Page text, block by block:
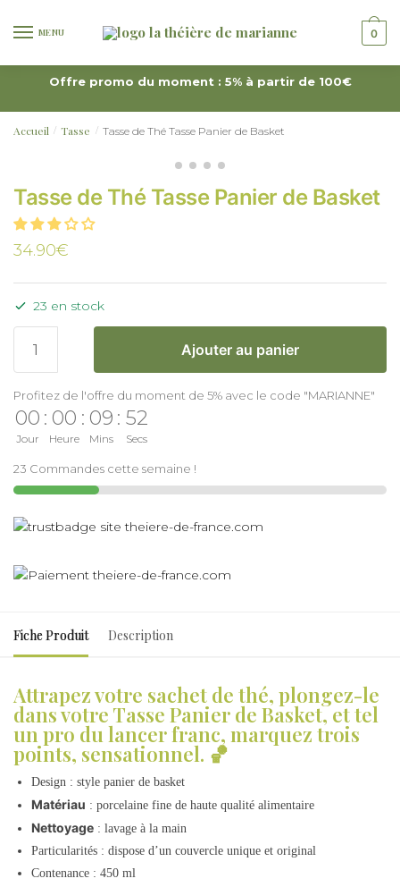
MENU 0
Offre promo du moment : 5% à partir de 100€
Accueil / Tasse / Tasse de Thé Tasse Panier de Basket
Tasse de Thé Tasse Panier de Basket
34.90€
23 en stock
Ajouter au panier
Profitez de l'offre du moment de 5% avec le code "MARIANNE"
00
Jour
: 00
Heure
: 09
Mins
: 51
Secs
23 Commandes cette semaine !
Fiche Produit Description
Attrapez votre sachet de thé, plongez-le
dans votre Tasse Panier de Basket, et tel
un pro du lancer franc, marquez trois
points, sensationnel. 🏀
Design : style panier de basket
Matériau : porcelaine fine de haute qualité alimentaire
Nettoyage : lavage à la main
Particularités : dispose d’un couvercle unique et original
Contenance : 450 ml